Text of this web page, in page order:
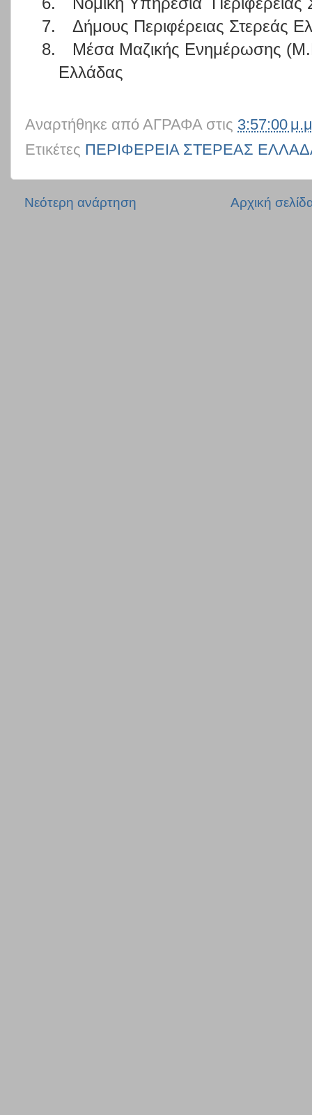
7.
Δήμους Περιφέρειας Στερεάς
8.
Μέσα Μαζικής Ενημέρωσης
Ελλάδας
Αναρτήθηκε από ΑΓΡΑΦΑ στις 3:57:00
Ετικέτες ΠΕΡΙΦΕΡΕΙΑ ΣΤΕΡΕΑΣ
Νεότερη ανάρτηση Αρχική